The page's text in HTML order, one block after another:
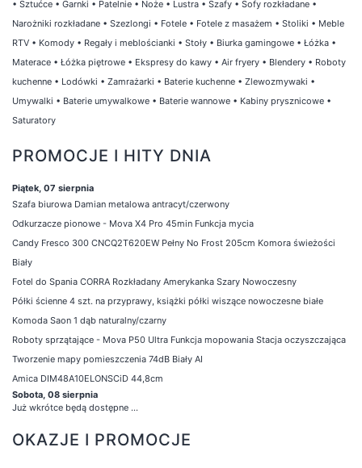
• Sztućce • Garnki • Patelnie • Noże • Lustra • Szafy • Sofy rozkładane •
Narożniki rozkładane • Szezlongi • Fotele • Fotele z masażem • Stoliki • Meble
RTV • Komody • Regały i meblościanki • Stoły • Biurka gamingowe • Łóżka •
Materace • Łóżka piętrowe • Ekspresy do kawy • Air fryery • Blendery • Roboty
kuchenne • Lodówki • Zamrażarki • Baterie kuchenne • Zlewozmywaki •
Umywalki • Baterie umywalkowe • Baterie wannowe • Kabiny prysznicowe •
Saturatory
PROMOCJE I HITY DNIA
Piątek, 07 sierpnia
Szafa biurowa Damian metalowa antracyt/czerwony
Odkurzacze pionowe - Mova X4 Pro 45min Funkcja mycia
Candy Fresco 300 CNCQ2T620EW Pełny No Frost 205cm Komora świeżości
Biały
Fotel do Spania CORRA Rozkładany Amerykanka Szary Nowoczesny
Półki ścienne 4 szt. na przyprawy, książki półki wiszące nowoczesne białe
Komoda Saon 1 dąb naturalny/czarny
Roboty sprzątające - Mova P50 Ultra Funkcja mopowania Stacja oczyszczająca
Tworzenie mapy pomieszczenia 74dB Biały AI
Amica DIM48A10ELONSCiD 44,8cm
Sobota, 08 sierpnia
Już wkrótce będą dostępne ...
OKAZJE I PROMOCJE